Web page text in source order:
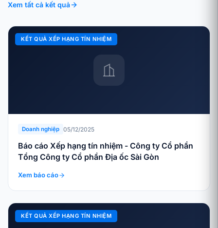
Xem tất cả kết quả
KẾT QUẢ XẾP HẠNG TÍN NHIỆM
Doanh nghiệp 05/12/2025
Báo cáo Xếp hạng tín nhiệm - Công ty Cổ phần
Tổng Công ty Cổ phần Địa ốc Sài Gòn
Xem báo cáo
KẾT QUẢ XẾP HẠNG TÍN NHIỆM